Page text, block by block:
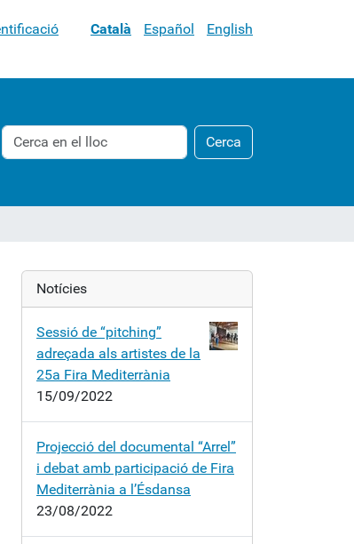
Català Español English
Cerca Cerca
Cerca
avançada…
Notícies
Sessió de “pitching”
adreçada als artistes de la
25a Fira Mediterrània
15/09/2022
Projecció del documental “Arrel”
i debat amb participació de Fira
Mediterrània a l’Ésdansa
23/08/2022